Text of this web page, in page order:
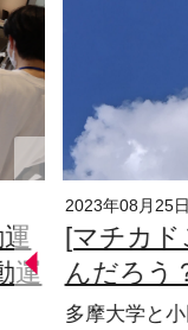
運
2023年08月25日
[マチカ
んだろう
多摩大学と